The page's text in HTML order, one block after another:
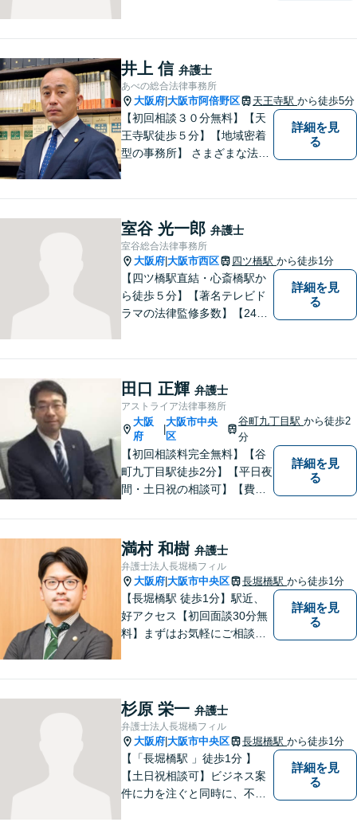
井上 信 弁護士
あべの総合法律事務所
大阪府 大阪市阿倍野区 天王寺駅 から徒歩5分
【初回相談３０分無料】【天
王寺駅徒歩５分】【地域密着
型の事務所】 さまざまな法律
相続、インターネット上のト
ラブルに注力！！
詳細を見
る
室谷 光一郎 弁護士
室谷総合法律事務所
大阪府 大阪市西区 四ツ橋駅 から徒歩1分
【四ツ橋駅直結・心斎橋駅か
ら徒歩５分】【著名テレビド
ラマの法律監修多数】【24時
強く意識しております！
詳細を見
る
田口 正輝 弁護士
アストライア法律事務所
大阪
府
|
大阪市中央
区
谷町九丁目駅から徒歩2
分
【初回相談料完全無料】【谷
町九丁目駅徒歩2分】【平日夜
間・土日祝の相談可】【費用
いたします。
詳細を見
る
満村 和樹 弁護士
弁護士法人長堀橋フィル
大阪府 大阪市中央区 長堀橋駅 から徒歩1分
【長堀橋駅 徒歩1分】駅近、
好アクセス【初回面談30分無
料】まずはお気軽にご相談く
ならず、民事・刑事など多種
多様な事件を取扱っており、
適切かつ迅速な法的サービス
を提供
詳細を見
る
杉原 栄一 弁護士
弁護士法人長堀橋フィル
大阪府 大阪市中央区 長堀橋駅 から徒歩1分
【「長堀橋駅 」徒歩1分 】
【土日祝相談可】ビジネス案
件に力を注ぐと同時に、不動
詳細を見
る